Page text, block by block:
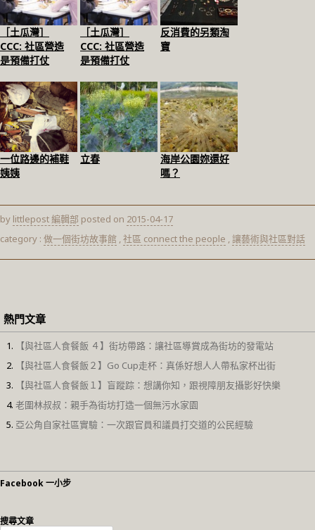
［土瓜灣］
CCC: 社區營造
是預備打仗
［土瓜灣］
CCC: 社區營造
是預備打仗
反消費的另類淘
寶
一位路邊的補鞋
姨姨
立春
海岸公園妳還好
嗎？
by littlepost 編輯部 posted on 2015-04-17
category : 做一個街坊故事館 ,社區 connect the people ,讓藝術與社區對話
熱門文章
【與社區人食餐飯 ４】街坊帶路：讓社區導賞成為街坊的發電站
【與社區人食餐飯２】Go Cup走杯：真係好想人人帶私家杯出街
【與社區人食餐飯１】盲蹤踪：想講你知，跟視障朋友攝影好快樂
老圍林叔叔：親手為街坊打造一個無污水家園
亞公角自家社區實驗：一次跟官員和議員打交道的公民經驗
Facebook 一小步
搜尋文章